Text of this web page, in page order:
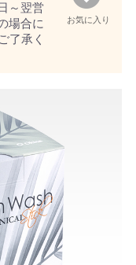
お気に入り
～翌営
場合に
了承く